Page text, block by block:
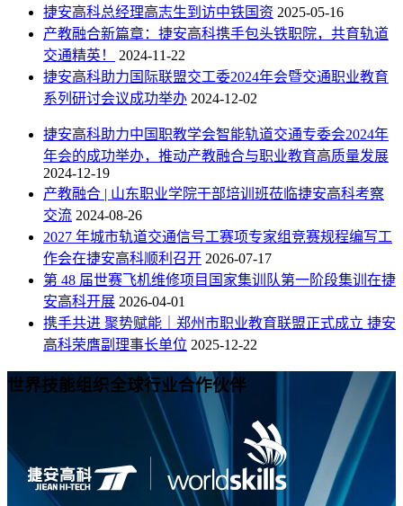
捷安高科总经理高志生到访中铁国资 2025-05-16
产教融合新篇章：捷安高科携手包头铁职院，共育轨道
交通精英！
2024-11-22
捷安高科助力国际联盟交工委2024年会暨交通职业教育
系列研讨会议成功举办 2024-12-02
捷安高科助力中国职教学会智能轨道交通专委会2024年
年会的成功举办，推动产教融合与职业教育高质量发展
2024-12-19
产教融合 | 山东职业学院干部培训班莅临捷安高科考察
交流 2024-08-26
2027 年城市轨道交通信号工赛项专家组竞赛规程编写工
作会在捷安高科顺利召开 2026-07-17
第 48 届世赛飞机维修项目国家集训队第一阶段集训在捷
安高科开展 2026-04-01
携手共进 聚势赋能｜郑州市职业教育联盟正式成立 捷安
高科荣膺副理事长单位 2025-12-22
世界技能组织全球行业合作伙伴